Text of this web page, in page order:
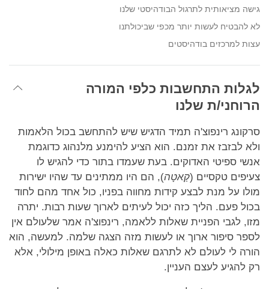
גישה מציאותית לתרגול הבודהיסטי שלנו
לא להבטיח לעשות יותר מכפי שביכולתנו
עצות למרכזים בודהיסטים
לגלות התחשבות כלפי המורה
הרוחני/ת שלנו
סרקונג רינפוצ'ה תמיד הדגיש שיש להתחשב בכול הלאמות
ולא לבזבז את זמנם. הוא הציע להימנע מלנהוג כדוגמת
אנשי ספיטי האדוקים. בעת שעמדו בתור כדי להגיש לו
צעיפים טקסיים (קַאטָה), הם היו ממתינים עד שהיו ישירות
מולו על מנת לבצע קידות מחווה בפניו, כול אחד מהם לחוד
בכול פעם. הליך כזה יכול לעיתים לארוך שעות רבות. יתרה
מזו, לגבי הפניית שאלות ללאמה, רינפוצ'ה אמר שלעולם אין
לספר סיפור ארוך או לעשות מזה הצגה שלמה. למעשה, הוא
הורה לי לעולם לא לתרגם שאלות כאלה באופן מילולי, אלא
רק להגיע לעצם העניין.